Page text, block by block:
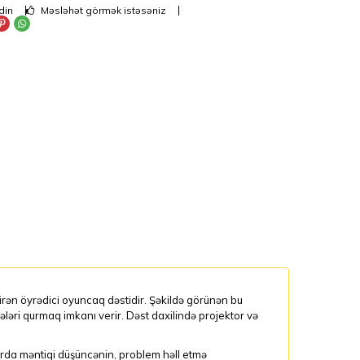
Məsləhət görmək istəsəniz
öyrədici oyuncaq dəstidir. Şəkildə görünən bu
qurmaq imkanı verir. Dəst daxilində projektor və
məntiqi düşüncənin, problem həll etmə